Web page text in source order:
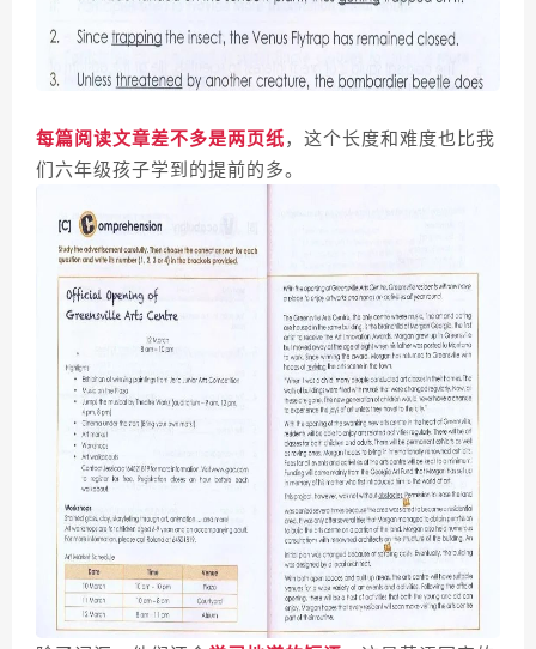
每篇阅读文章差不多是两页纸，这个长度和难度也比我
们六年级孩子学到的提前的多。